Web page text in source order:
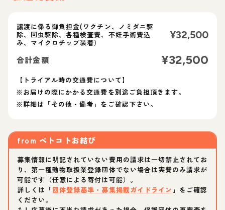
譲渡に係る御負担金(ワクチン、ノミダニ駆
除、回虫駆除、各種検査費、不妊手術費込
み、マイクロチップ装着）
¥32,500
合計金額 ¥32,500
【トライアル時の交通費について】
※お届けの際にかかる交通費を別途ご負担頂きます。
※詳細は「その他・備考」をご確認下さい。
from ペトコトお結び
募集情報に明記されていない費用の請求は一切禁止されてお
り、第一種動物取扱業登録団体でない場合は実費のみ請求が
可能です（任意による寄付は可能）。
詳しくは「団体登録基準・募集掲載ガイドライン 」をご確認
ください。